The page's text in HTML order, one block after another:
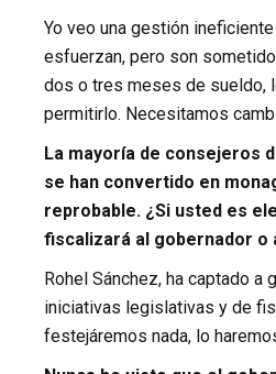
Yo veo una gestión
esfuerzan, pero son
dos o tres meses de sueldo,
permitirlo. Necesitamos
La mayoría de consejeros
se han convertido en
reprobable. ¿Si usted es
fiscalizará al gobernador o
Rohel Sánchez, ha captado
iniciativas legislativas y de
festejáremos nada, lo